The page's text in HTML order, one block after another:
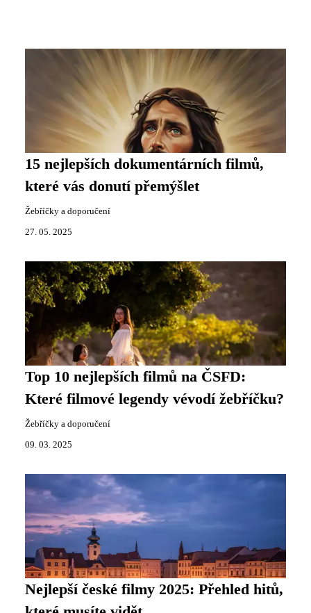
15 nejlepších dokumentárních filmů,
které vás donutí přemýšlet
Žebříčky a doporučení
27. 05. 2025
Top 10 nejlepších filmů na ČSFD:
Které filmové legendy vévodí žebříčku?
Žebříčky a doporučení
09. 03. 2025
Nejlepší české filmy 2025: Přehled hitů,